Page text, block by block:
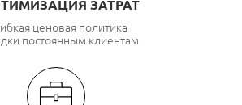
ЗАТРАТ
ценовая политика
постоянным клиентам